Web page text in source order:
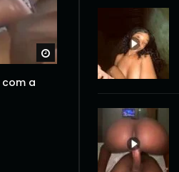
Watch Later
a